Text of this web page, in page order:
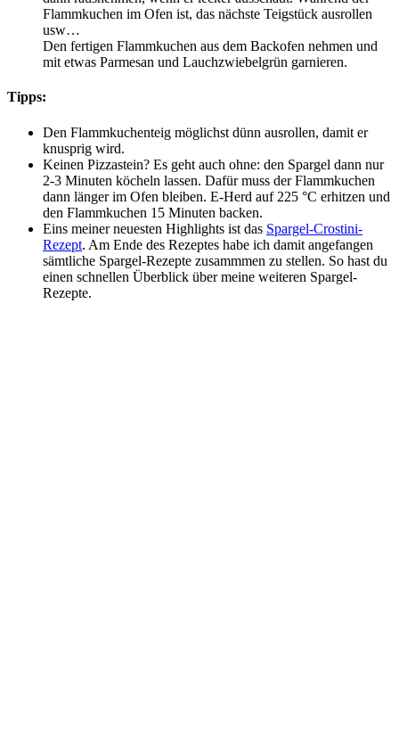
Flammkuchen im Ofen ist, das nächste Teigstück ausrollen
usw…
Den fertigen Flammkuchen aus dem Backofen nehmen und
mit etwas Parmesan und Lauchzwiebelgrün garnieren.
Tipps:
Den Flammkuchenteig möglichst dünn ausrollen, damit er
knusprig wird.
Keinen Pizzastein? Es geht auch ohne: den Spargel dann nur
2-3 Minuten köcheln lassen. Dafür muss der Flammkuchen
dann länger im Ofen bleiben. E-Herd auf 225 °C erhitzen und
den Flammkuchen 15 Minuten backen.
Eins meiner neuesten Highlights ist das Spargel-Crostini-
Rezept. Am Ende des Rezeptes habe ich damit angefangen
sämtliche Spargel-Rezepte zusammmen zu stellen. So hast du
einen schnellen Überblick über meine weiteren Spargel-
Rezepte.